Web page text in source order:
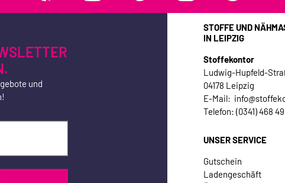
und
STOFFE UND
IN LEIPZIG
Stoffekontor
Ludwig-Hupfeld-
04178 Leipzig
E-Mail:
Telefon: (0341) 468
UNSER SERVICE
Gutschein
Ladengeschäft